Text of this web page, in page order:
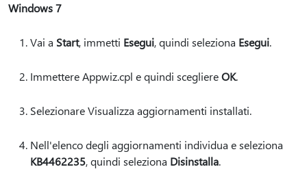
Windows 7
Vai a Start, immetti Esegui, quindi seleziona Esegui.
Immettere Appwiz.cpl e quindi scegliereOK.
Selezionare Visualizza aggiornamenti installati.
Nell'elenco degli aggiornamenti individua e seleziona
KB4462235, quindi seleziona Disinstalla.